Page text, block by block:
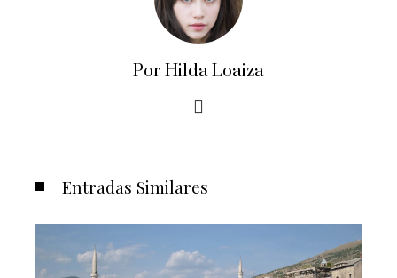
Por Hilda Loaiza
Entradas Similares